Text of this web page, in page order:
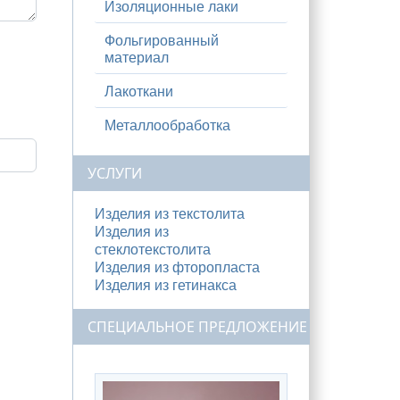
Изоляционные лаки
Фольгированный
материал
Лакоткани
Металлообработка
УСЛУГИ
Изделия из текстолита
Изделия из
стеклотекстолита
Изделия из фторопласта
Изделия из гетинакса
СПЕЦИАЛЬНОЕ ПРЕДЛОЖЕНИЕ